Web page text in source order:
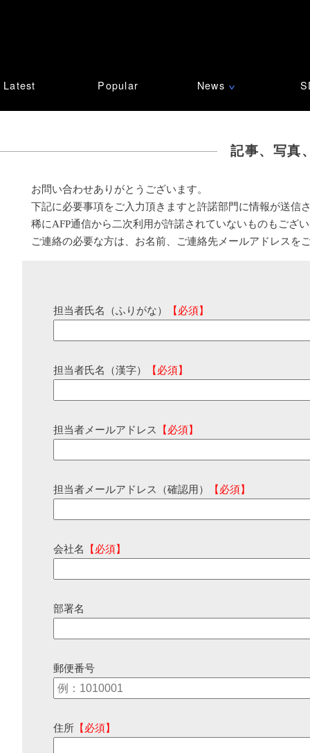
Latest Popular News ∨
記事、写真
お問い合わせありがとうございます。
下記に必要事項をご入力頂きますと許諾部門に情報が送信
稀にAFP通信から二次利用が許諾されていないものもござ
ご連絡の必要な方は、お名前、ご連絡先メールアドレスを
担当者氏名（ふりがな） 【必須】
担当者氏名（漢字） 【必須】
担当者メールアドレス 【必須】
担当者メールアドレス（確認用） 【必須】
会社名 【必須】
部署名
郵便番号
住所 【必須】